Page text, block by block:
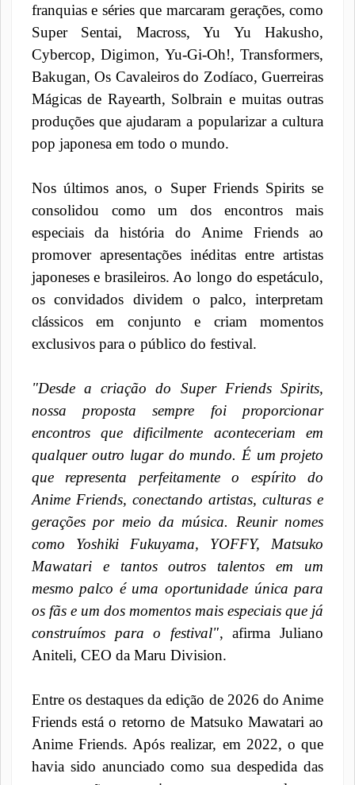
franquias e séries que marcaram gerações, como
Super Sentai, Macross, Yu Yu Hakusho,
Cybercop, Digimon, Yu-Gi-Oh!, Transformers,
Bakugan, Os Cavaleiros do Zodíaco, Guerreiras
Mágicas de Rayearth, Solbrain e muitas outras
produções que ajudaram a popularizar a cultura
pop japonesa em todo o mundo.
Nos últimos anos, o Super Friends Spirits se
consolidou como um dos encontros mais
especiais da história do Anime Friends ao
promover apresentações inéditas entre artistas
japoneses e brasileiros. Ao longo do espetáculo,
os convidados dividem o palco, interpretam
clássicos em conjunto e criam momentos
exclusivos para o público do festival.
"Desde a criação do Super Friends Spirits,
nossa proposta sempre foi proporcionar
encontros que dificilmente aconteceriam em
qualquer outro lugar do mundo. É um projeto
que representa perfeitamente o espírito do
Anime Friends, conectando artistas, culturas e
gerações por meio da música. Reunir nomes
como Yoshiki Fukuyama, YOFFY, Matsuko
Mawatari e tantos outros talentos em um
mesmo palco é uma oportunidade única para
os fãs e um dos momentos mais especiais que já
construímos para o festival", afirma Juliano
Aniteli, CEO da Maru Division.
Entre os destaques da edição de 2026 do Anime
Friends está o retorno de Matsuko Mawatari ao
Anime Friends. Após realizar, em 2022, o que
havia sido anunciado como sua despedida das